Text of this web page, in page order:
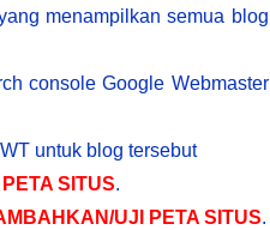
menampilkan semua blog
console Google Webmaster
untuk blog tersebut
PETA SITUS.
UJI PETA SITUS.